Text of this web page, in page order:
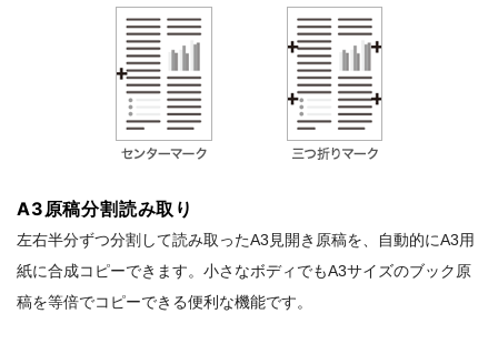
A3原稿分割読み取り
左右半分ずつ分割して読み取ったA3見開き原稿を、自動的にA3用
紙に合成コピーできます。小さなボディでもA3サイズのブック原
稿を等倍でコピーできる便利な機能です。